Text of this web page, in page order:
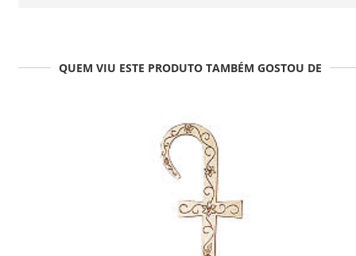
QUEM VIU ESTE PRODUTO TAMBÉM GOSTOU DE